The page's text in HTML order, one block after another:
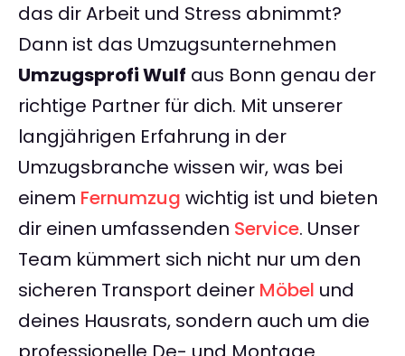
das dir Arbeit und Stress abnimmt?
Dann ist das Umzugsunternehmen
Umzugsprofi Wulf aus Bonn genau der
richtige Partner für dich. Mit unserer
langjährigen Erfahrung in der
Umzugsbranche wissen wir, was bei
einem Fernumzug wichtig ist und bieten
dir einen umfassenden Service. Unser
Team kümmert sich nicht nur um den
sicheren Transport deiner Möbel und
deines Hausrats, sondern auch um die